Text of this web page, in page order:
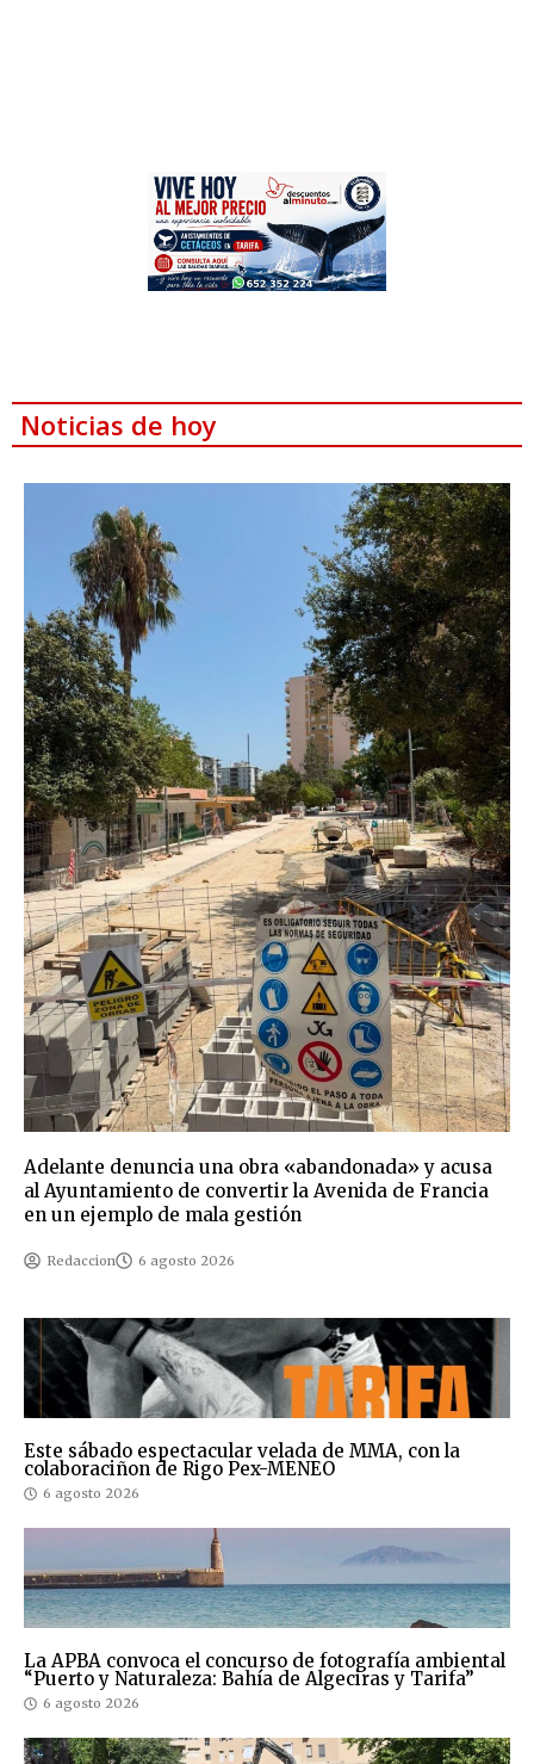
Noticias de hoy
Adelante denuncia una obra «abandonada» y acusa
al Ayuntamiento de convertir la Avenida de Francia
en un ejemplo de mala gestión
Redaccion 6 agosto 2026
Este sábado espectacular velada de MMA, con la
colaboraciñon de Rigo Pex-MENEO
6 agosto 2026
La APBA convoca el concurso de fotografía ambiental
“Puerto y Naturaleza: Bahía de Algeciras y Tarifa”
6 agosto 2026